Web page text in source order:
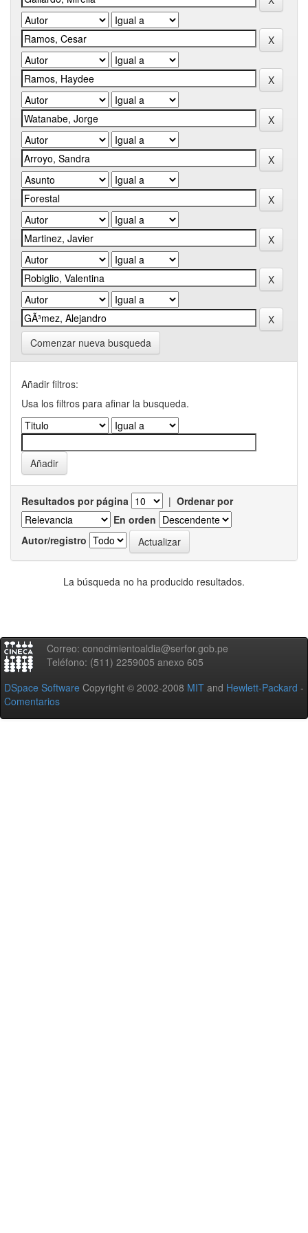
Comenzar nueva busqueda
Añadir filtros:
Usa los filtros para afinar la busqueda.
Resultados por página | Ordenar por
En orden
Autor/registro
La búsqueda no ha producido resultados.
Correo: conocimientoaldia@serfor.gob.pe
Teléfono: (511) 2259005 anexo 605
DSpace Software Copyright © 2002-2008 MIT and Hewlett-Packard -
Comentarios